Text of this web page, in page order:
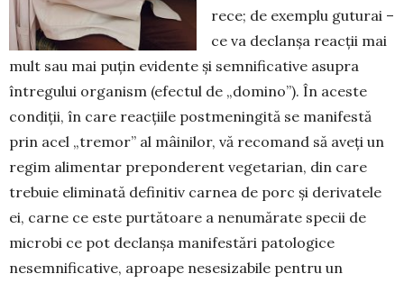
rece; de exemplu gutu­rai –
ce va declanșa reacții mai
mult sau mai puțin evi­dente și semnificative asupra
întregului orga­nism (efectul de „domino”). În aceste
condiții, în care reacțiile postmeningită se manifestă
prin acel „tremor” al mâinilor, vă recomand să aveți un
re­gim alimentar preponderent vegetarian, din care
tre­­buie eliminată definitiv carnea de porc și deri­vatele
ei, carne ce este purtătoare a nenumărate spe­cii de
microbi ce pot declanșa manifestări pato­logice
nesemnificative, aproape nesesizabile pentru un